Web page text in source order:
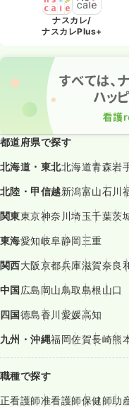
ナスカレ/
ナスカレPlus+
都道府県で探す
北海道・東北北海道青森岩
北陸・甲信越新潟富山石川
関東東京神奈川埼玉千葉茨
東海愛知岐阜静岡三重
関西大阪京都兵庫滋賀奈良
中国広島岡山鳥取島根山口
四国徳島香川愛媛高知
九州・沖縄福岡佐賀長崎熊
職種で探す
正看護師准看護師保健師助